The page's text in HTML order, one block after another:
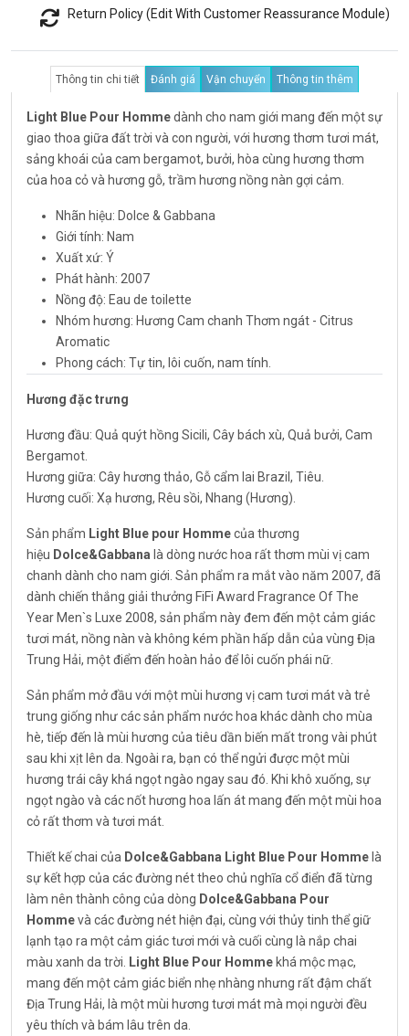
Return Policy (Edit With Customer Reassurance Module)
Thông tin chi tiết Đánh giá Vận chuyển Thông tin thêm
Light Blue Pour Hommedành cho nam giới mang đến một sự
giao thoa giữa đất trời và con người, với hương thơm tươi mát,
sảng khoái của cam bergamot, bưởi, hòa cùng hương thơm
của hoa cỏ và hương gỗ, trầm hương nồng nàn gợi cảm.
Nhãn hiệu: Dolce & Gabbana
Giới tính: Nam
Xuất xứ: Ý
Phát hành: 2007
Nồng độ: Eau de toilette
Nhóm hương: Hương Cam chanh Thơm ngát - Citrus
Aromatic
Phong cách: Tự tin, lôi cuốn, nam tính.
Hương đặc trưng
Hương đầu: Quả quýt hồng Sicili, Cây bách xù, Quả bưởi, Cam
Bergamot.
Hương giữa: Cây hương thảo, Gỗ cẩm lai Brazil, Tiêu.
Hương cuối: Xạ hương, Rêu sồi, Nhang (Hương).
Sản phẩm Light Blue pour Hommecủa thương
hiệu Dolce&Gabbana là dòng nước hoa rất thơm mùi vị cam
chanh dành cho nam giới. Sản phẩm ra mắt vào năm 2007, đã
dành chiến thắng giải thưởng FiFi Award Fragrance Of The
Year Men`s Luxe 2008, sản phẩm này đem đến một cảm giác
tươi mát, nồng nàn và không kém phần hấp dẫn của vùng Địa
Trung Hải, một điểm đến hoàn hảo để lôi cuốn phái nữ.
Sản phẩm mở đầu với một mùi hương vị cam tươi mát và trẻ
trung giống như các sản phẩm nước hoa khác dành cho mùa
hè, tiếp đến là mùi hương của tiêu dần biến mất trong vài phút
sau khi xịt lên da. Ngoài ra, bạn có thể ngửi được một mùi
hương trái cây khá ngọt ngào ngay sau đó. Khi khô xuống, sự
ngọt ngào và các nốt hương hoa lấn át mang đến một mùi hoa
cỏ rất thơm và tươi mát.
Thiết kế chai của Dolce&Gabbana Light Blue Pour Homme là
sự kết hợp của các đường nét theo chủ nghĩa cổ điển đã từng
làm nên thành công của dòng Dolce&Gabbana Pour
Hommevà các đường nét hiện đại, cùng với thủy tinh thể giữ
lạnh tạo ra một cảm giác tươi mới và cuối cùng là nắp chai
màu xanh da trời.
Light Blue Pour Homme khá mộc mạc,
mang đến một cảm giác biển nhẹ nhàng nhưng rất đậm chất
Địa Trung Hải, là một mùi hương tươi mát mà mọi người đều
yêu thích và bám lâu trên da.